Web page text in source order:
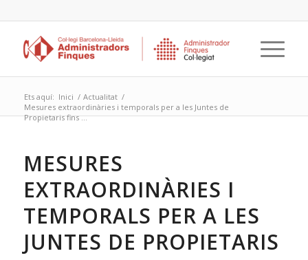
Ets aquí: Inici / Actualitat /
Mesures extraordinàries i temporals per a les Juntes de
Propietaris fins ...
MESURES
EXTRAORDINÀRIES I
TEMPORALS PER A LES
JUNTES DE PROPIETARIS